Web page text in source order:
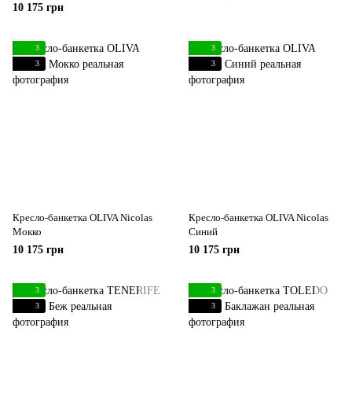
10 175 грн
3
3
Кресло-банкетка OLIVA Nicolas
Мокко
10 175 грн
3
3
Кресло-банкетка OLIVA Nicolas
Синий
10 175 грн
3
3
3
3